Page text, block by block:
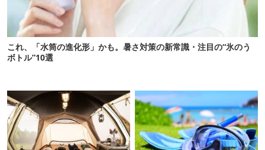
これ、「水筒の進化形」かも。暑さ対策の新常識・注目の“氷のう
ボトル”10選